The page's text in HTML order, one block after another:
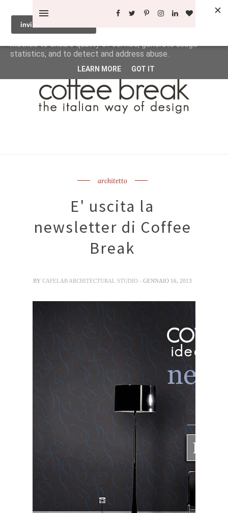
architetto
E' uscita la
newsletter di Coffee
Break
BY CAFELAB ARCHITECTURAL STUDIO - GENNAIO 16, 2013
This site uses cookies from Google to deliver its services
and to analyze traffic. Your IP address and user-agent are
shared with Google along with performance and security
metrics to ensure quality of service, generate usage
statistics, and to detect and address abuse.
LEARN MORE GOT IT